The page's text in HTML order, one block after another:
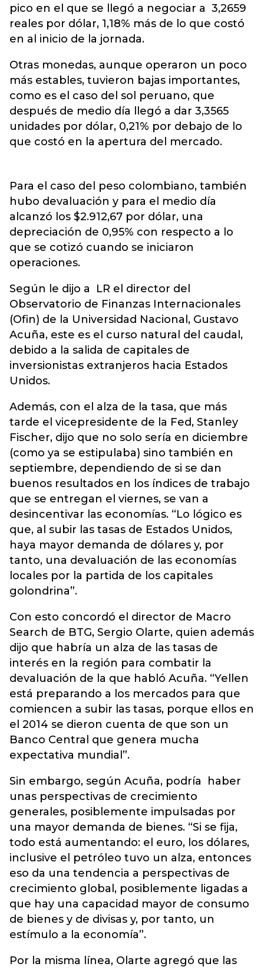
pico en el que se llegó a negociar a 3,2659
reales por dólar, 1,18% más de lo que costó
en al inicio de la jornada.
Otras monedas, aunque operaron un poco
más estables, tuvieron bajas importantes,
como es el caso del sol peruano, que
después de medio día llegó a dar 3,3565
unidades por dólar, 0,21% por debajo de lo
que costó en la apertura del mercado.
Para el caso del peso colombiano, también
hubo devaluación y para el medio día
alcanzó los $2.912,67 por dólar, una
depreciación de 0,95% con respecto a lo
que se cotizó cuando se iniciaron
operaciones.
Según le dijo a LR el director del
Observatorio de Finanzas Internacionales
(Ofin) de la Universidad Nacional, Gustavo
Acuña, este es el curso natural del caudal,
debido a la salida de capitales de
inversionistas extranjeros hacia Estados
Unidos.
Además, con el alza de la tasa, que más
tarde el vicepresidente de la Fed, Stanley
Fischer, dijo que no solo sería en diciembre
(como ya se estipulaba) sino también en
septiembre, dependiendo de si se dan
buenos resultados en los índices de trabajo
que se entregan el viernes, se van a
desincentivar las economías. “Lo lógico es
que, al subir las tasas de Estados Unidos,
haya mayor demanda de dólares y, por
tanto, una devaluación de las economías
locales por la partida de los capitales
golondrina”.
Con esto concordó el director de Macro
Search de BTG, Sergio Olarte, quien además
dijo que habría un alza de las tasas de
interés en la región para combatir la
devaluación de la que habló Acuña. “Yellen
está preparando a los mercados para que
comiencen a subir las tasas, porque ellos en
el 2014 se dieron cuenta de que son un
Banco Central que genera mucha
expectativa mundial”.
Sin embargo, según Acuña, podría haber
unas perspectivas de crecimiento
generales, posiblemente impulsadas por
una mayor demanda de bienes. “Si se fija,
todo está aumentando: el euro, los dólares,
inclusive el petróleo tuvo un alza, entonces
eso da una tendencia a perspectivas de
crecimiento global, posiblemente ligadas a
que hay una capacidad mayor de consumo
de bienes y de divisas y, por tanto, un
estímulo a la economía”.
Por la misma línea, Olarte agregó que las